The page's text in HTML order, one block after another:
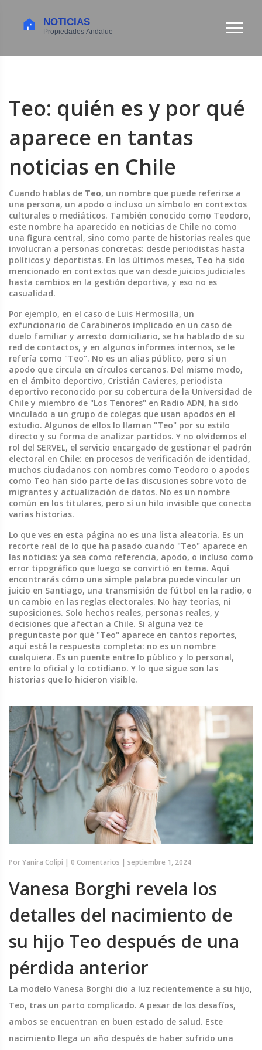
Teo: quién es y por qué
aparece en tantas
noticias en Chile
Cuando hablas de Teo, un nombre que puede referirse a
una persona, un apodo o incluso un símbolo en contextos
culturales o mediáticos. También conocido como Teodoro,
este nombre ha aparecido en noticias de Chile no como
una figura central, sino como parte de historias reales que
involucran a personas concretas: desde periodistas hasta
políticos y deportistas. En los últimos meses, Teo ha sido
mencionado en contextos que van desde juicios judiciales
hasta cambios en la gestión deportiva, y eso no es
casualidad.
Por ejemplo, en el caso de Luis Hermosilla, un
exfuncionario de Carabineros implicado en un caso de
duelo familiar y arresto domiciliario, se ha hablado de su
red de contactos, y en algunos informes internos, se le
refería como "Teo". No es un alias público, pero sí un
apodo que circula en círculos cercanos. Del mismo modo,
en el ámbito deportivo, Cristián Cavieres, periodista
deportivo reconocido por su cobertura de la Universidad de
Chile y miembro de "Los Tenores" en Radio ADN, ha sido
vinculado a un grupo de colegas que usan apodos en el
estudio. Algunos de ellos lo llaman "Teo" por su estilo
directo y su forma de analizar partidos. Y no olvidemos el
rol del SERVEL, el servicio encargado de gestionar el padrón
electoral en Chile: en procesos de verificación de identidad,
muchos ciudadanos con nombres como Teodoro o apodos
como Teo han sido parte de las discusiones sobre voto de
migrantes y actualización de datos. No es un nombre
común en los titulares, pero sí un hilo invisible que conecta
varias historias.
Lo que ves en esta página no es una lista aleatoria. Es un
recorte real de lo que ha pasado cuando "Teo" aparece en
las noticias: ya sea como referencia, apodo, o incluso como
error tipográfico que luego se convirtió en tema. Aquí
encontrarás cómo una simple palabra puede vincular un
juicio en Santiago, una transmisión de fútbol en la radio, o
un cambio en las reglas electorales. No hay teorías, ni
suposiciones. Solo hechos reales, personas reales, y
decisiones que afectan a Chile. Si alguna vez te
preguntaste por qué "Teo" aparece en tantos reportes,
aquí está la respuesta completa: no es un nombre
cualquiera. Es un puente entre lo público y lo personal,
entre lo oficial y lo cotidiano. Y lo que sigue son las
historias que lo hicieron visible.
PorYanira Colipi | 0 Comentarios | septiembre 1, 2024
Vanesa Borghi revela los
detalles del nacimiento de
su hijo Teo después de una
pérdida anterior
La modelo Vanesa Borghi dio a luz recientemente a su hijo,
Teo, tras un parto complicado. A pesar de los desafíos,
ambos se encuentran en buen estado de salud. Este
nacimiento llega un año después de haber sufrido una